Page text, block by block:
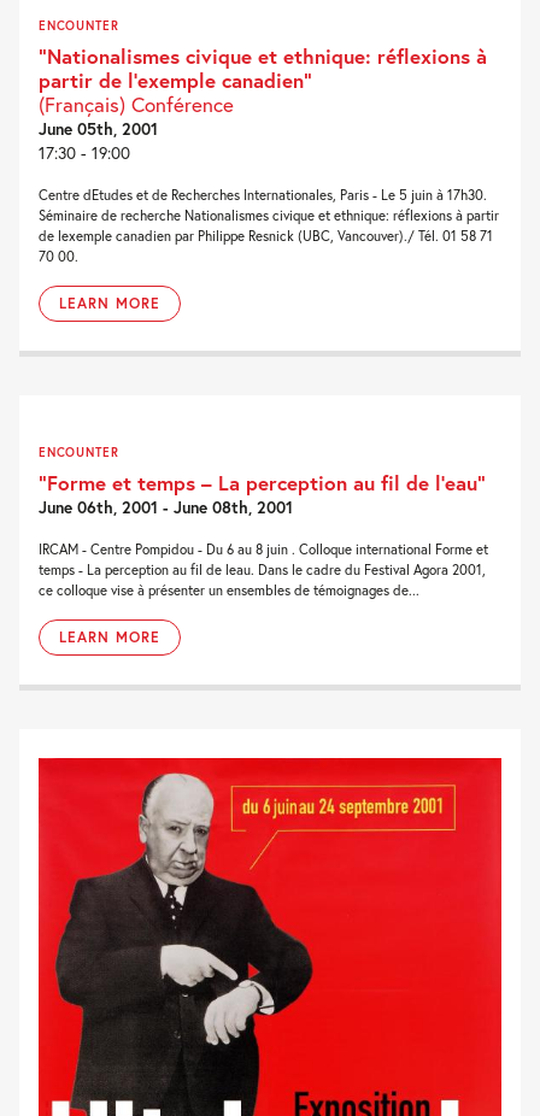
ENCOUNTER
“Nationalismes civique et ethnique: réflexions à
partir de l’exemple canadien”
(Français) Conférence
June 05th, 2001
17:30 - 19:00
Centre dEtudes et de Recherches Internationales, Paris - Le 5 juin à 17h30.
Séminaire de recherche Nationalismes civique et ethnique: réflexions à partir
de lexemple canadien par Philippe Resnick (UBC, Vancouver)./ Tél. 01 58 71
70 00.
LEARN MORE
ENCOUNTER
“Forme et temps – La perception au fil de l’eau”
June 06th, 2001 - June 08th, 2001
IRCAM - Centre Pompidou - Du 6 au 8 juin . Colloque international Forme et
temps - La perception au fil de leau. Dans le cadre du Festival Agora 2001,
ce colloque vise à présenter un ensembles de témoignages de...
LEARN MORE